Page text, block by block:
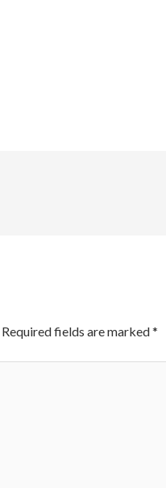
Required fields are marked*